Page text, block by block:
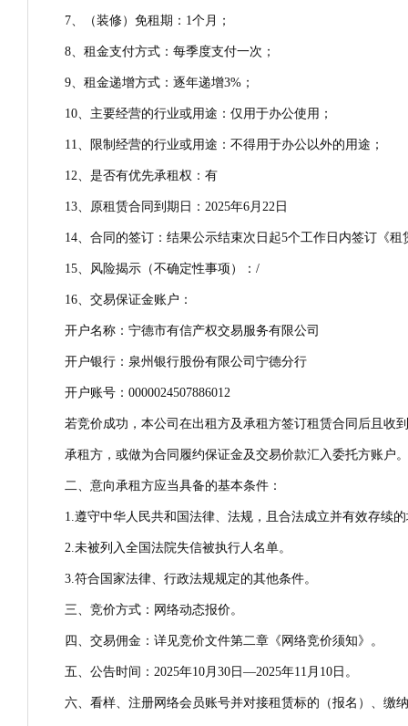
7、（装修）免租期：1个月；
8、租金支付方式：每季度支付一次；
9、租金递增方式：逐年递增3%；
10、主要经营的行业或用途：仅用于办公使用；
11、限制经营的行业或用途：不得用于办公以外的用途；
12、是否有优先承租权：有
13、原租赁合同到期日：2025年6月22日
14、合同的签订：结果公示结束次日起5个工作日内签订《
15、风险揭示（不确定性事项）：/
16、交易保证金账户：
开户名称：宁德市有信产权交易服务有限公司
开户银行：泉州银行股份有限公司宁德分行
开户账号：0000024507886012
若竞价成功，本公司在出租方及承租方签订租赁合同后且收
承租方，或做为合同履约保证金及交易价款汇入委托方账户。
二、意向承租方应当具备的基本条件：
1.遵守中华人民共和国法律、法规，且合法成立并有效存续
2.未被列入全国法院失信被执行人名单。
3.符合国家法律、行政法规规定的其他条件。
三、竞价方式：网络动态报价。
四、交易佣金：详见竞价文件第二章《网络竞价须知》。
五、公告时间：2025年10月30日—2025年11月10日。
六、看样、注册网络会员账号并对接租赁标的（报名）、缴